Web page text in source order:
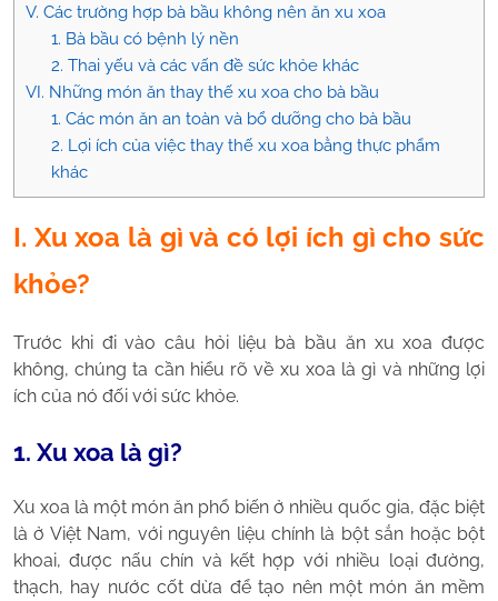
V. Các trường hợp bà bầu không nên ăn xu xoa
1. Bà bầu có bệnh lý nền
2. Thai yếu và các vấn đề sức khỏe khác
VI. Những món ăn thay thế xu xoa cho bà bầu
1. Các món ăn an toàn và bổ dưỡng cho bà bầu
2. Lợi ích của việc thay thế xu xoa bằng thực phẩm
khác
I. Xu xoa là gì và có lợi ích gì cho sức
khỏe?
Trước khi đi vào câu hỏi liệu bà bầu ăn xu xoa được
không, chúng ta cần hiểu rõ về xu xoa là gì và những lợi
ích của nó đối với sức khỏe.
1. Xu xoa là gì?
Xu xoa là một món ăn phổ biến ở nhiều quốc gia, đặc biệt
là ở Việt Nam, với nguyên liệu chính là bột sắn hoặc bột
khoai, được nấu chín và kết hợp với nhiều loại đường,
thạch, hay nước cốt dừa để tạo nên một món ăn mềm